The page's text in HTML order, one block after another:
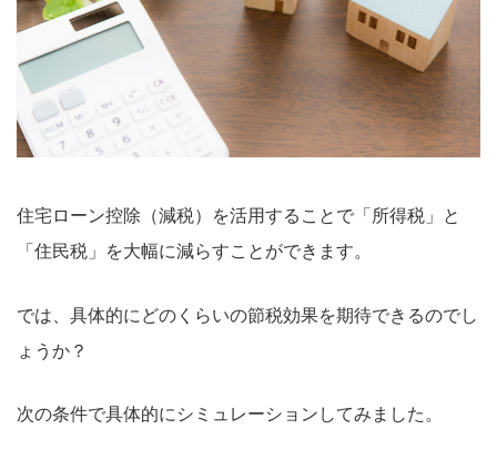
住宅ローン控除（減税）を活用することで「所得税」と
「住民税」を大幅に減らすことができます。
では、具体的にどのくらいの節税効果を期待できるのでし
ょうか？
次の条件で具体的にシミュレーションしてみました。